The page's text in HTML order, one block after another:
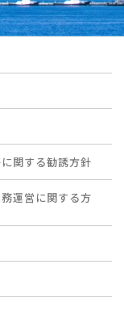
関する勧誘方針
運営に関する方